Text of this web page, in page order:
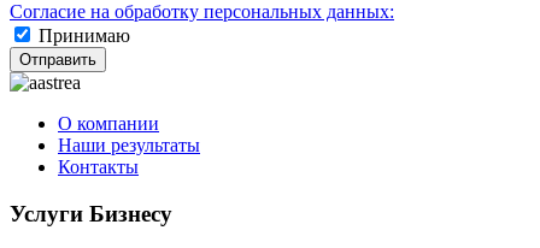
Согласие на обработку персональных данных:
Принимаю
Отправить
О компании
Наши результаты
Контакты
Услуги Бизнесу